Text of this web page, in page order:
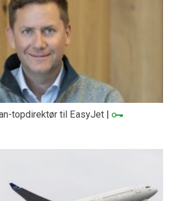
topdirektør til EasyJet |